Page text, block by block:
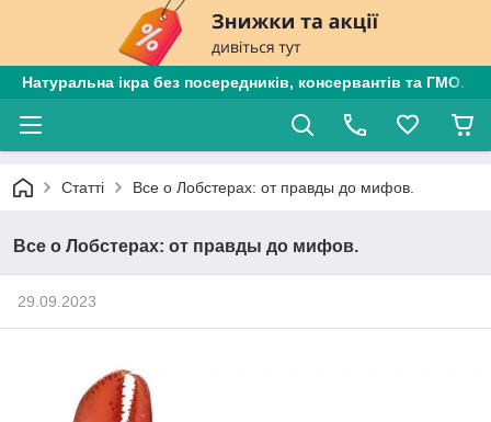
Натуральна ікра без посередників, консервантів та ГМО.
Статті Все о Лобстерах: от правды до мифов.
Все о Лобстерах: от правды до мифов.
29.09.2023